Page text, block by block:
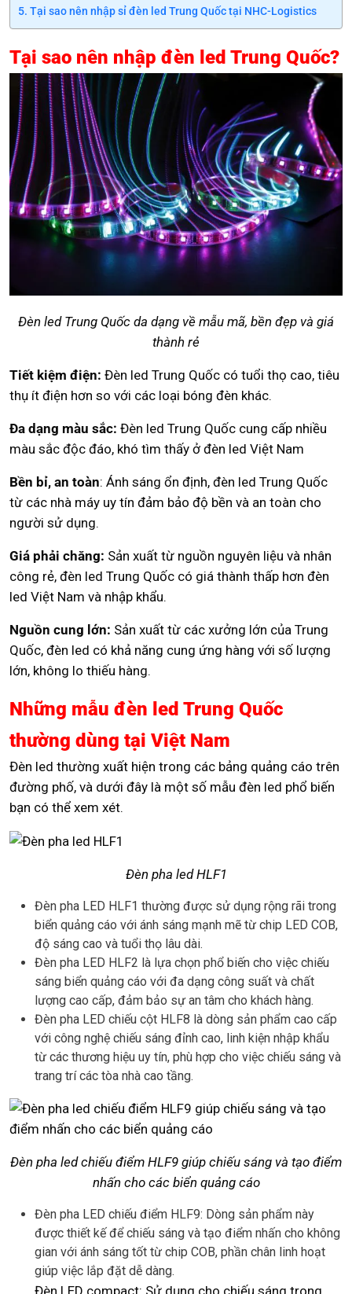
Tại sao nên nhập sỉ đèn led Trung Quốc tại NHC-Logistics
Tại sao nên nhập đèn led Trung Quốc?
Đèn led Trung Quốc da dạng về mẫu mã, bền đẹp và giá
thành rẻ
Tiết kiệm điện: Đèn led Trung Quốc có tuổi thọ cao, tiêu
thụ ít điện hơn so với các loại bóng đèn khác.
Đa dạng màu sắc: Đèn led Trung Quốc cung cấp nhiều
màu sắc độc đáo, khó tìm thấy ở đèn led Việt Nam
Bền bỉ, an toàn: Ánh sáng ổn định, đèn led Trung Quốc
từ các nhà máy uy tín đảm bảo độ bền và an toàn cho
người sử dụng.
Giá phải chăng: Sản xuất từ nguồn nguyên liệu và nhân
công rẻ, đèn led Trung Quốc có giá thành thấp hơn đèn
led Việt Nam và nhập khẩu.
Nguồn cung lớn: Sản xuất từ các xưởng lớn của Trung
Quốc, đèn led có khả năng cung ứng hàng với số lượng
lớn, không lo thiếu hàng.
Những mẫu đèn led Trung Quốc
thường dùng tại Việt Nam
Đèn led thường xuất hiện trong các bảng quảng cáo trên
đường phố, và dưới đây là một số mẫu đèn led phổ biến
bạn có thể xem xét.
Đèn pha led HLF1
Đèn pha LED HLF1 thường được sử dụng rộng rãi trong
biển quảng cáo với ánh sáng mạnh mẽ từ chip LED COB,
độ sáng cao và tuổi thọ lâu dài.
Đèn pha LED HLF2 là lựa chọn phổ biến cho việc chiếu
sáng biển quảng cáo với đa dạng công suất và chất
lượng cao cấp, đảm bảo sự an tâm cho khách hàng.
Đèn pha LED chiếu cột HLF8 là dòng sản phẩm cao cấp
với công nghệ chiếu sáng đỉnh cao, linh kiện nhập khẩu
từ các thương hiệu uy tín, phù hợp cho việc chiếu sáng và
trang trí các tòa nhà cao tầng.
Đèn pha led chiếu điểm HLF9 giúp chiếu sáng và tạo điểm
nhấn cho các biển quảng cáo
Đèn pha LED chiếu điểm HLF9: Dòng sản phẩm này
được thiết kế để chiếu sáng và tạo điểm nhấn cho không
gian với ánh sáng tốt từ chip COB, phần chân linh hoạt
giúp việc lắp đặt dễ dàng.